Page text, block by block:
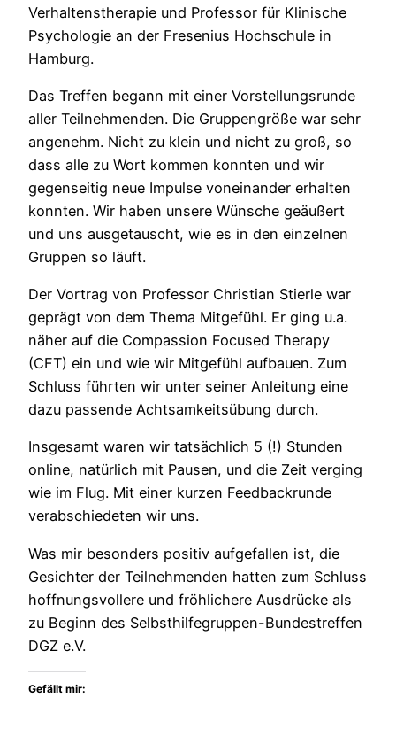
Verhaltenstherapie und Professor für Klinische
Psychologie an der Fresenius Hochschule in
Hamburg.
Das Treffen begann mit einer Vorstellungsrunde
aller Teilnehmenden. Die Gruppengröße war sehr
angenehm. Nicht zu klein und nicht zu groß, so
dass alle zu Wort kommen konnten und wir
gegenseitig neue Impulse voneinander erhalten
konnten. Wir haben unsere Wünsche geäußert
und uns ausgetauscht, wie es in den einzelnen
Gruppen so läuft.
Der Vortrag von Professor Christian Stierle war
geprägt von dem Thema Mitgefühl. Er ging u.a.
näher auf die Compassion Focused Therapy
(CFT) ein und wie wir Mitgefühl aufbauen. Zum
Schluss führten wir unter seiner Anleitung eine
dazu passende Achtsamkeitsübung durch.
Insgesamt waren wir tatsächlich 5 (!) Stunden
online, natürlich mit Pausen, und die Zeit verging
wie im Flug. Mit einer kurzen Feedbackrunde
verabschiedeten wir uns.
Was mir besonders positiv aufgefallen ist, die
Gesichter der Teilnehmenden hatten zum Schluss
hoffnungsvollere und fröhlichere Ausdrücke als
zu Beginn des Selbsthilfegruppen-Bundestreffen
DGZ e.V.
Gefällt mir: